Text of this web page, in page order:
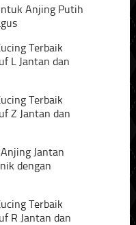
Anjing Putih
Terbaik
L Jantan dan
Terbaik
Z Jantan dan
Jantan
dengan
Terbaik
R Jantan dan